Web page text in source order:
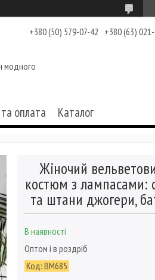
+380 (50) 579-07-42 +380 (63)
модного
оплата Каталог
Жіночий
костюм з лампасами:
та штани джогери,
В наявності
Оптом і в роздріб
Код: ВМ685